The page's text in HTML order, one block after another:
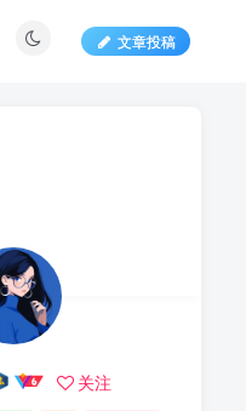
文章投稿
关注